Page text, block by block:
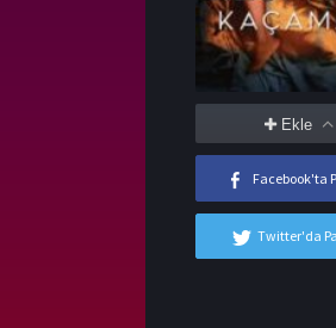
Ekle
Facebook'ta
Twitter'da